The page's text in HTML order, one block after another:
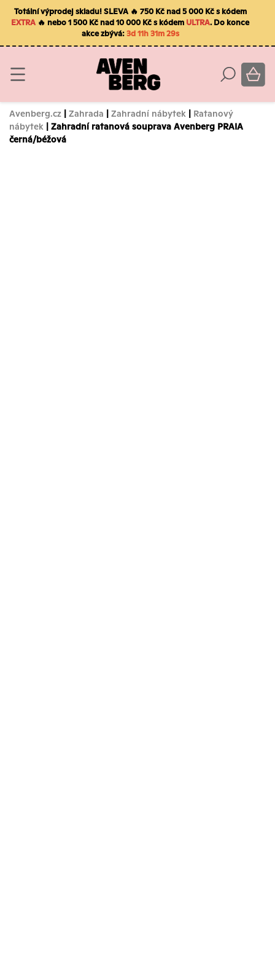
Totální výprodej skladu! SLEVA 🔥 750 Kč nad 5 000 Kč s kódem
EXTRA 🔥 nebo 1 500 Kč nad 10 000 Kč s kódem ULTRA. Do konce
akce zbývá:3d 11h 31m 28s
Avenberg.cz | Zahrada | Zahradní nábytek | Ratanový
nábytek | Zahradní ratanová souprava Avenberg PRAIA
černá/béžová